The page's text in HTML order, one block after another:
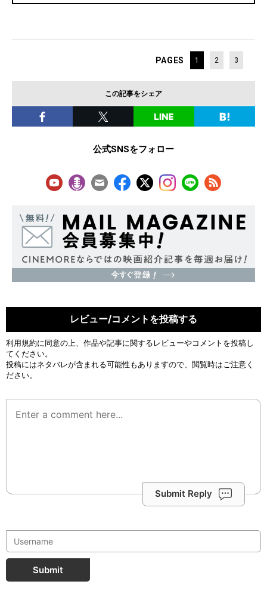
PAGES 1 2 3
この記事をシェア
公式SNSをフォロー
レビュー/コメントを投稿する
利用規約に同意の上、作品や記事に関するレビューやコメントを投稿し
てください。
投稿にはネタバレが含まれる可能性もありますので、閲覧時はご注意く
ださい。
Submit Reply
Submit